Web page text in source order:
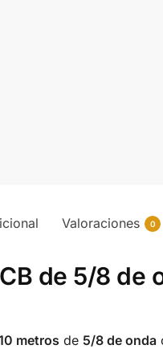
Valoraciones 0
de 5/8 de
metros de 5/8 de onda